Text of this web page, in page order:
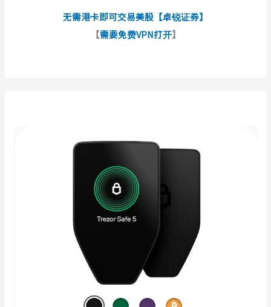
无需港卡即可交易美股【卓锐证券】
【需要免费VPN打开】